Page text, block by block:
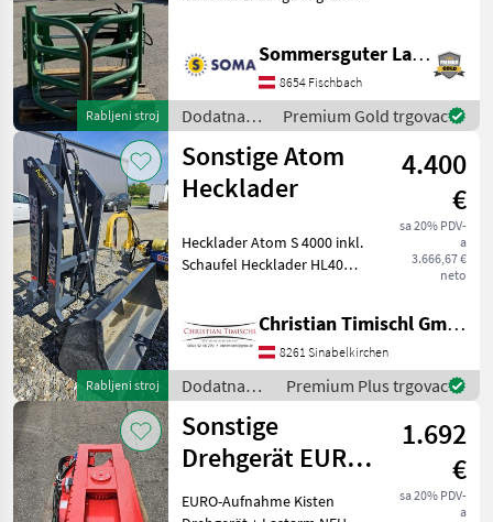
Rabljeni stroj
ist in Fischbach lagernd &
kann jederzeit gerne
besichtigt werden - wir bitte
v
Sommersguter Landmaschinen GmbH
8654 Fischbach
Dodatna
oprema za
traktore /
Sonstige
Premium Gold trgovac
Rabljeni stroj
Sonstige Atom
Hecklader
4.400
€
sa 20% PDV-
a
3.666,67 €
neto
Hecklader Atom S 4000 inkl.
Schaufel Hecklader HL4000
Ladehöhe ermöglicht den
sicheren Transport
schwerer Lasten
Christian Timischl GmbH
8261 Sinabelkirchen
Dodatna
oprema za
traktore /
Sonstige
Premium Plus trgovac
Sonstige
Drehgerät EURO-
Aufhängung,
1.692
€
sa 20% PDV-
a
EURO-Aufnahme Kisten